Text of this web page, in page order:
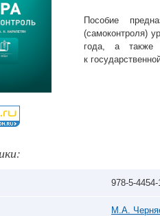
Пособие
(самоконтроля)
года, а также
к
978-5-
М.А.